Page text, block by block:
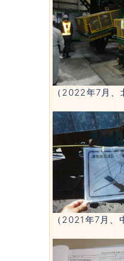
（2022年7月、
（2021年7月、